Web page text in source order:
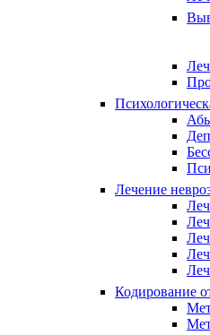
Лечение
Кодирование